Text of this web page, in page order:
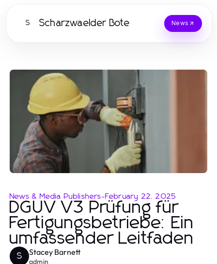
S Scharzwaelder Bote News
News & Media Publishers-February 22, 2025
DGUV V3 Prüfung für
Fertigungsbetriebe: Ein
umfassender Leitfaden
S Stacey Barnett
admin